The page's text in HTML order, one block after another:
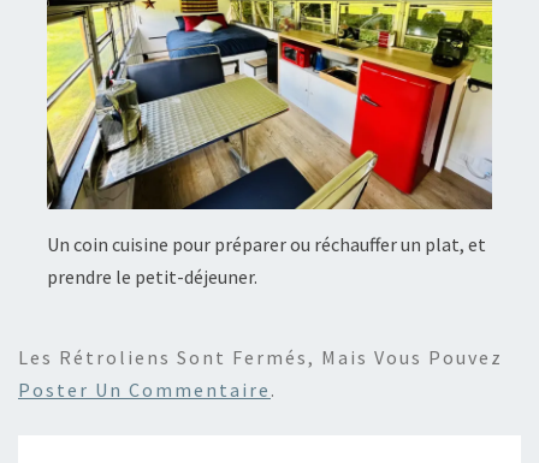
Un coin cuisine pour préparer ou réchauffer un plat, et
prendre le petit-déjeuner.
Les Rétroliens Sont Fermés, Mais Vous Pouvez
Poster Un Commentaire .